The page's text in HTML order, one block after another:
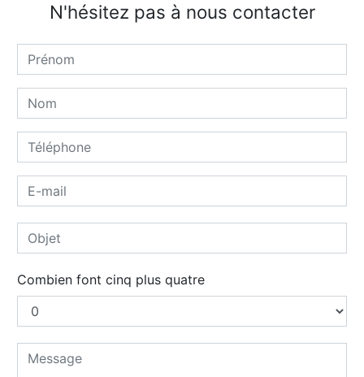
N'hésitez pas à nous contacter
Combien font cinq plus quatre